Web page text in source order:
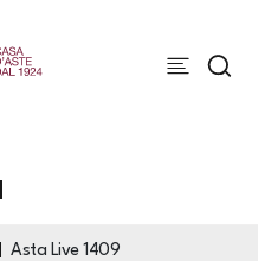
Asta Live 1409